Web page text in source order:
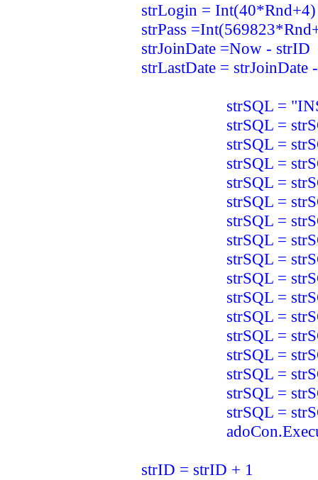
strLogin = Int(40*Rnd+4)
strPass
strJoinDate =Now - strID
strLastDate =
strSQL =
strSQL = strSQL
strSQL = strSQL
strSQL = strSQL
strSQL = strSQL
strSQL = strSQL
strSQL = strSQL
strSQL = strSQL
strSQL = strSQL
strSQL = strSQL
strSQL = strSQL
strSQL = strSQL
strSQL = strSQL &
strSQL = strSQL
strSQL = strSQL
strSQL = strSQL
strSQL =
strID = strID + 1